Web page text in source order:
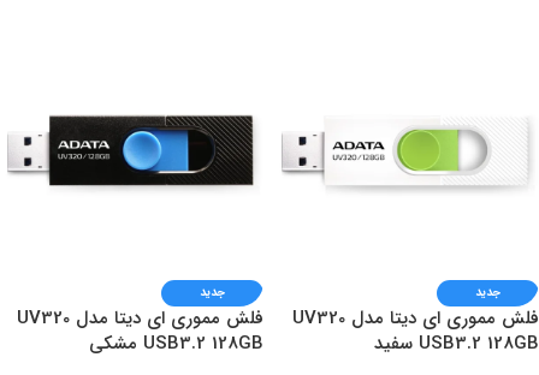
جدید
فلش مموری ای دیتا مدل UV320
USB3.2 128GB سفید
جدید
فلش مموری ای دیتا مدل UV320
USB3.2 128GB مشکی